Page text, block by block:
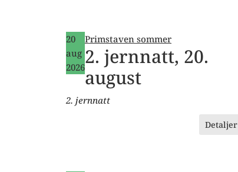
20
aug
2026
Primstaven sommer
2. jernnatt, 20.
august
2. jernnatt
Detaljer